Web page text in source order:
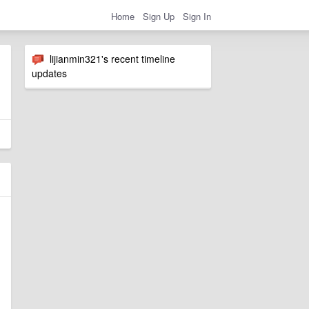
Home Sign Up Sign In
lijianmin321's recent timeline
updates